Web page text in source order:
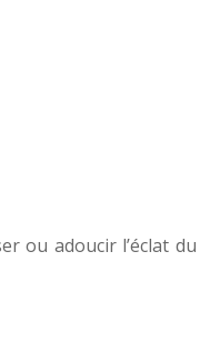
ou adoucir l’éclat du